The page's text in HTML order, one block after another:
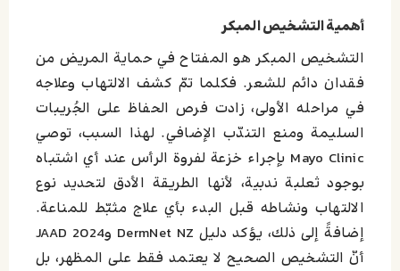
أهمية التشخيص المبكر
التشخيص المبكر هو المفتاح في حماية المريض من
فقدان دائم للشعر. فكلما تمّ كشف الالتهاب وعلاجه
في مراحله الأولى، زادت فرص الحفاظ على الجُريبات
السليمة ومنع التندّب الإضافي. لهذا السبب، توصي
Mayo Clinic بإجراء خزعة لفروة الرأس عند أي اشتباه
بوجود ثعلبة ندبية، لأنها الطريقة الأدق لتحديد نوع
الالتهاب ونشاطه قبل البدء بأي علاج مثبّط للمناعة.
إضافةً إلى ذلك، يؤكد دليل DermNet NZ وJAAD 2024
أنّ التشخيص الصحيح لا يعتمد فقط على المظهر، بل